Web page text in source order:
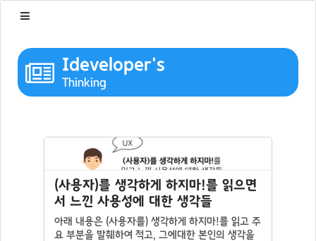
Ideveloper's
Thinking
(사용자)를 생각하게 하지마!를 읽으면
서 느낀 사용성에 대한 생각들
아래 내용은 (사용자를) 생각하게 하지마!를 읽고 주
요 부분을 발췌하여 적고, 그에대한 본인의 생각을